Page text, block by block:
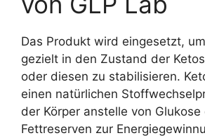
Das Produkt wird eingesetzt,
gezielt in den Zustand der
oder diesen zu stabilisieren.
einen natürlichen
der Körper anstelle von
Fettreserven zur